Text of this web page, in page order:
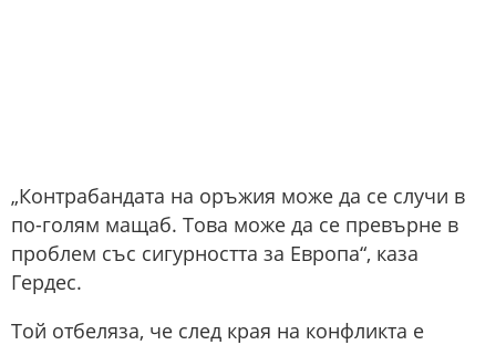
„Контрабандата на оръжия може да се случи в
по-голям мащаб. Това може да се превърне в
проблем със сигурността за Европа“, каза
Гердес.
Той отбеляза, че след края на конфликта е